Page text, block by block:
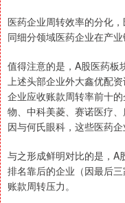
医药企业周转效率的分化
同细分领域医药企业在产业
值得注意的是，A股医药板
上述头部企业外大鑫优配
企业应收账款周转率前十
物、中科美菱、赛诺医疗
因与何氏眼科，这些医药
与之形成鲜明对比的是，A
排名靠后的企业（因最后
账款周转压力。